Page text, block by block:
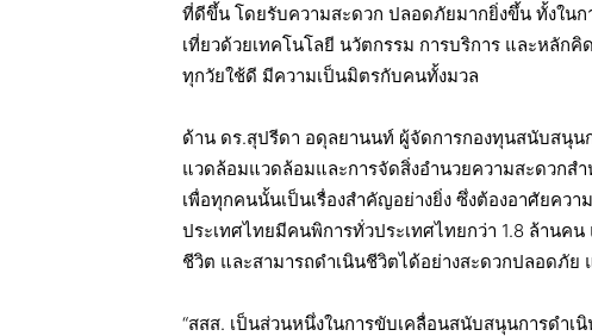
ที่ดีขึ้น โดยรับความสะดวก ปลอดภัยมากยิ่งขึ้น ทั้งในก
เที่ยวด้วยเทคโนโลยี นวัตกรรม การบริการ และหลั
ทุกวัยใช้ดี มีความเป็นมิตรกับคนทั้งมวล
ด้าน ดร.สุปรีดา อดุลยานนท์ ผู้จัดการกองทุนสนับสนุน
แวดล้อมแวดล้อมและการจัดสิ่งอำนวยความสะดวก
เพื่อทุกคนนั้นเป็นเรื่องสำคัญอย่างยิ่ง ซึ่งต้องอาศัยคว
ประเทศไทยมีคนพิการทั่วประเทศไทยกว่า 1.8 ล้าน
ชีวิต และสามารถดำเนินชีวิตได้อย่างสะดวกปลอดภัย
“สสส. เป็นส่วนหนึ่งในการขับเคลื่อนสนับสนุนการดำ